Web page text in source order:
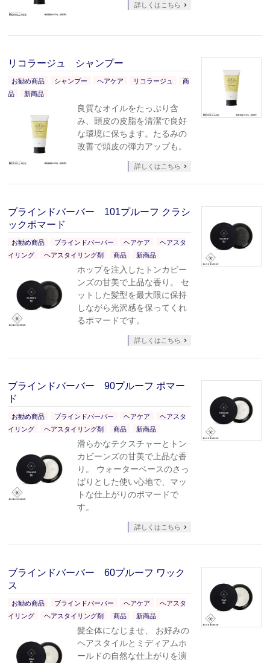
詳しくはこちら
リコラージュ シャンプー
お勧め商品 シャンプー ヘアケア リコラージュ
商
品
新商品
良質なオイルをたっぷり含
み、頭皮の皮脂を清潔で良好
な環境に保ちます。たるみの
改善で頭皮の弾力アップも。
詳しくはこちら
ブラインドバーバー 101プルーフ クラシ
ックポマード
お勧め商品 ブラインドバーバー ヘアケア
ヘアスタ
イリング
ヘアスタイリング剤 商品 新商品
ホップを注入したトンカビー
ンズの甘美で上品な香り。 セ
ットした髪型を最大限に保持
しながら光沢感を保ってくれ
るポマードです。
詳しくはこちら
ブラインドバーバー 90プルーフ ポマー
ド
お勧め商品 ブラインドバーバー ヘアケア
ヘアスタ
イリング
ヘアスタイリング剤 商品 新商品
滑らかなテクスチャーとトン
カビーンズの甘美で上品な香
り。 ウォーターベースのさっ
ぱりとした使い心地で、マッ
トな仕上がりのポマードで
す。
詳しくはこちら
ブラインドバーバー 60プルーフ ワック
ス
お勧め商品 ブラインドバーバー ヘアケア
ヘアスタ
イリング
ヘアスタイリング剤 商品 新商品
髪全体になじませ、 お好みの
ヘアスタイルとミディアムホ
ールドの自然な仕上がりを演